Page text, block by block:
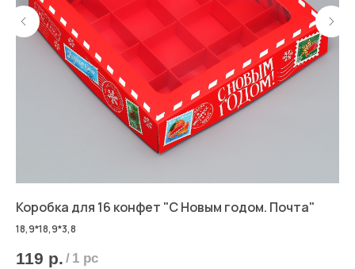
Коробка для 16 конфет "С Новым годом. Почта"
18,9*18,9*3,8
119 р. / 1 pc